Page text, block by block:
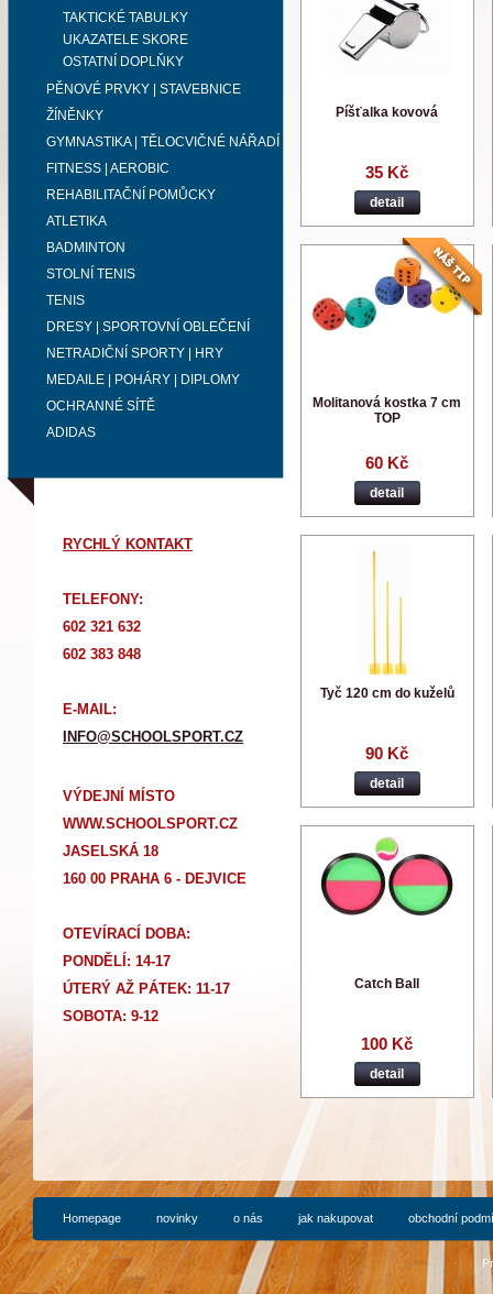
TAKTICKÉ TABULKY
UKAZATELE SKORE
OSTATNÍ DOPLŇKY
PĚNOVÉ PRVKY | STAVEBNICE
ŽÍNĚNKY
GYMNASTIKA | TĚLOCVIČNÉ NÁŘADÍ
FITNESS | AEROBIC
REHABILITAČNÍ POMŮCKY
ATLETIKA
BADMINTON
STOLNÍ TENIS
TENIS
DRESY | SPORTOVNÍ OBLEČENÍ
NETRADIČNÍ SPORTY | HRY
MEDAILE | POHÁRY | DIPLOMY
OCHRANNÉ SÍTĚ
ADIDAS
RYCHLÝ KONTAKT
TELEFONY:
602 321 632
602 383 848
E-MAIL:
INFO@SCHOOLSPORT.CZ
VÝDEJNÍ MÍSTO
WWW.SCHOOLSPORT.CZ
JASELSKÁ 18
160 00 PRAHA 6 - DEJVICE
OTEVÍRACÍ DOBA:
PONDĚLÍ: 14-17
ÚTERÝ AŽ PÁTEK: 11-17
SOBOTA: 9-12
Píšťalka kovová
35 Kč
detail
Molitanová kostka 7 cm
TOP
60 Kč
detail
Tyč 120 cm do kuželů
90 Kč
detail
Catch Ball
100 Kč
detail
Homepage novinky o nás jak nakupovat obchodní